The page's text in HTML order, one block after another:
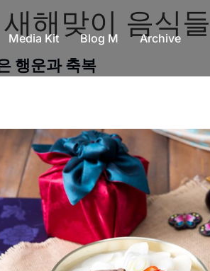
Media Kit Blog M Archive
해맞이 음식들
행운과 축복